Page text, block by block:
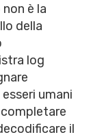
è la
della
log
umani
il